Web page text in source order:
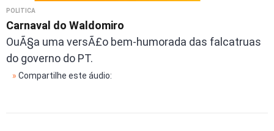
POLÍTICA
Carnaval do Waldomiro
OuÃ§a uma versÃ£o bem-humorada das falcatruas
do governo do PT.
» Compartilhe este áudio: